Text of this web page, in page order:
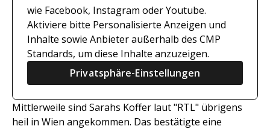
wie Facebook, Instagram oder Youtube.
Aktiviere bitte Personalisierte Anzeigen und
Inhalte sowie Anbieter außerhalb des CMP
Standards, um diese Inhalte anzuzeigen.
Privatsphäre-Einstellungen
Mittlerweile sind Sarahs Koffer laut "RTL" übrigens
heil in Wien angekommen. Das bestätigte eine